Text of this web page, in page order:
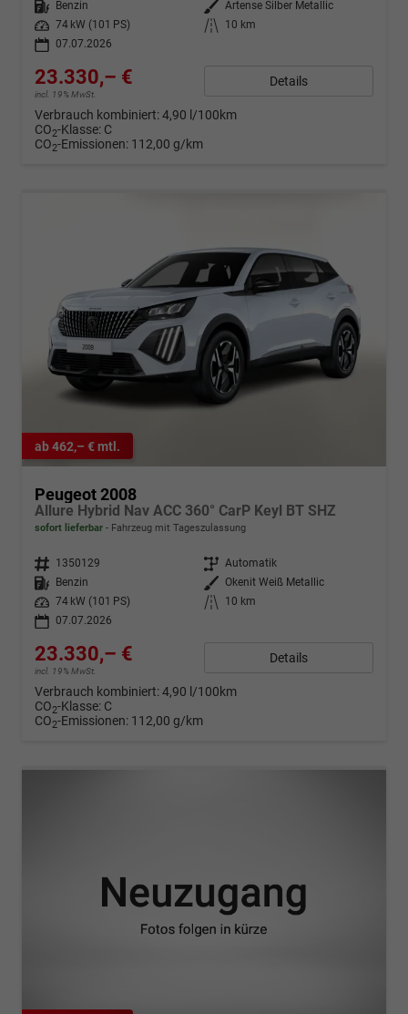
Kraftstoff Benzin Außenfarbe Artense Silber Metallic
Leistung
74 kW (101 PS) Kilometerstand
10 km
07.07.2026
23.330,– €
incl. 19% MwSt.
Details
Verbrauch kombiniert:4,90 l/100km
CO2-Klasse: C
CO2-Emissionen: 112,00 g/km
ab 462,– € mtl.
Peugeot 2008
Allure Hybrid Nav ACC 360° CarP Keyl BT SHZ
sofort lieferbar Fahrzeug mit Tageszulassung
Fahrzeugnr. 1350129 Getriebe Automatik
Kraftstoff
Benzin Außenfarbe Okenit Weiß Metallic
Leistung
74 kW (101 PS) Kilometerstand
10 km
07.07.2026
23.330,– €
incl. 19% MwSt.
Details
Verbrauch kombiniert:4,90 l/100km
CO2-Klasse: C
CO2-Emissionen: 112,00 g/km